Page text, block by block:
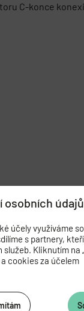
osobních údajů
účely využíváme
s partnery,
Kliknutím na
cookies za účelem
C-konce